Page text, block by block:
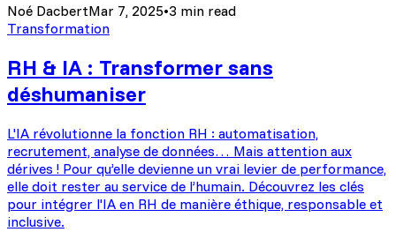
Noé DacbertMar 7, 2025•3 min read
Transformation
RH & IA : Transformer sans
déshumaniser
L'IA révolutionne la fonction RH : automatisation,
recrutement, analyse de données… Mais attention aux
dérives ! Pour qu’elle devienne un vrai levier de performance,
elle doit rester au service de l’humain. Découvrez les clés
pour intégrer l'IA en RH de manière éthique, responsable et
inclusive.